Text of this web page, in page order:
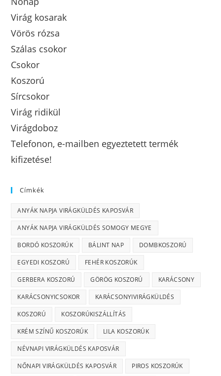
Virág kosarak
Vörös rózsa
Szálas csokor
Csokor
Koszorú
Sírcsokor
Virág ridikül
Virágdoboz
Telefonon, e-mailben egyeztetett termék
kifizetése!
Címkék
ANYÁK NAPJA VIRÁGKÜLDÉS KAPOSVÁR
ANYÁK NAPJA VIRÁGKÜLDÉS SOMOGY MEGYE
BORDÓ KOSZORÚK BÁLINT NAP DOMBKOSZORÚ
EGYEDI KOSZORÚ FEHÉR KOSZORÚK
GERBERA KOSZORÚ GÖRÖG KOSZORÚ KARÁCSONY
KARÁCSONYICSOKOR KARÁCSONYIVIRÁGKÜLDÉS
KOSZORÚ KOSZORÚKISZÁLLÍTÁS
KRÉM SZÍNŰ KOSZORÚK LILA KOSZORÚK
NÉVNAPI VIRÁGKÜLDÉS KAPOSVÁR
NŐNAPI VIRÁGKÜLDÉS KAPOSVÁR PIROS KOSZORÚK